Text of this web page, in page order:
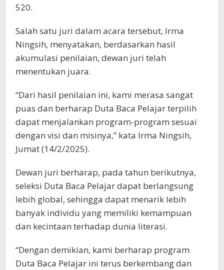
520.
Salah satu juri dalam acara tersebut, Irma
Ningsih, menyatakan, berdasarkan hasil
akumulasi penilaian, dewan juri telah
menentukan juara.
“Dari hasil penilaian ini, kami merasa sangat
puas dan berharap Duta Baca Pelajar terpilih
dapat menjalankan program-program sesuai
dengan visi dan misinya,” kata Irma Ningsih,
Jumat (14/2/2025).
Dewan juri berharap, pada tahun berikutnya,
seleksi Duta Baca Pelajar dapat berlangsung
lebih global, sehingga dapat menarik lebih
banyak individu yang memiliki kemampuan
dan kecintaan terhadap dunia literasi.
“Dengan demikian, kami berharap program
Duta Baca Pelajar ini terus berkembang dan